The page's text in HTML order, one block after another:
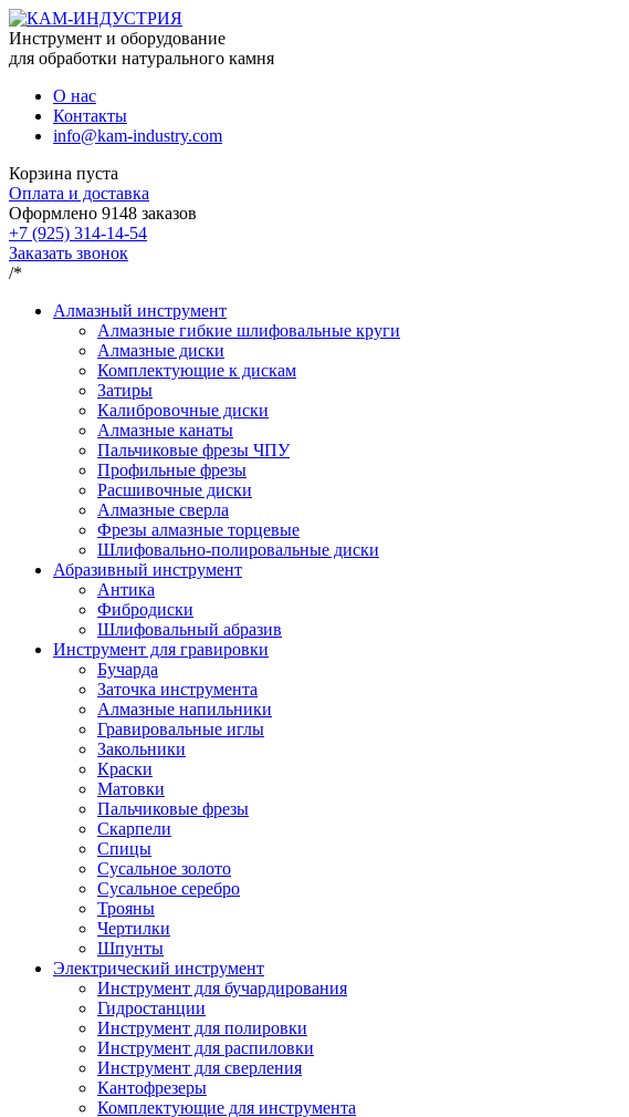
Инструмент и оборудование
для обработки натурального камня
О нас
Контакты
info@kam-industry.com
Корзина пуста
Оплата и доставка
Оформлено 9148 заказов
+7 (925) 314-14-54
Заказать звонок
/*
Алмазный инструмент
Алмазные гибкие шлифовальные круги
Алмазные диски
Комплектующие к дискам
Затиры
Калибровочные диски
Алмазные канаты
Пальчиковые фрезы ЧПУ
Профильные фрезы
Расшивочные диски
Алмазные сверла
Фрезы алмазные торцевые
Шлифовально-полировальные диски
Абразивный инструмент
Антика
Фибродиски
Шлифовальный абразив
Инструмент для гравировки
Бучарда
Заточка инструмента
Алмазные напильники
Гравировальные иглы
Закольники
Краски
Матовки
Пальчиковые фрезы
Скарпели
Спицы
Сусальное золото
Сусальное серебро
Трояны
Чертилки
Шпунты
Электрический инструмент
Инструмент для бучардирования
Гидростанции
Инструмент для полировки
Инструмент для распиловки
Инструмент для сверления
Кантофрезеры
Комплектующие для инструмента